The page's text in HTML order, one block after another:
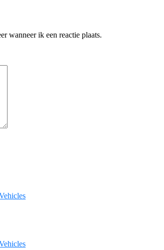
wanneer ik een reactie plaats.